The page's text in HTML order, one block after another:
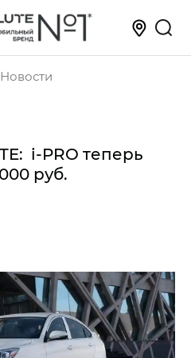
Новости
i-PRO теперь
руб.